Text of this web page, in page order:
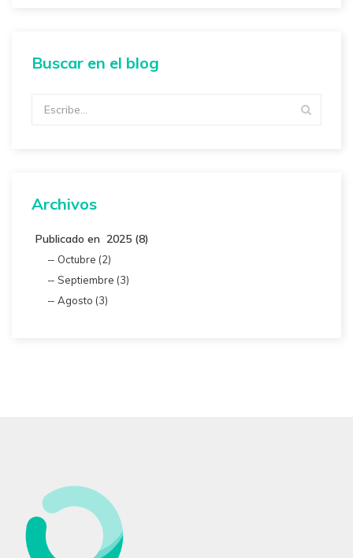
Buscar en el blog
Archivos
Publicado en 2025 (8)
Octubre (2)
Septiembre (3)
Agosto (3)